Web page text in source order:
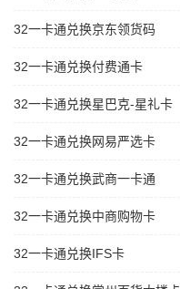
32一卡通兑换京东领货码
32一卡通兑换付费通卡
32一卡通兑换星巴克-星礼卡
32一卡通兑换网易严选卡
32一卡通兑换武商一卡通
32一卡通兑换中商购物卡
32一卡通兑换IFS卡